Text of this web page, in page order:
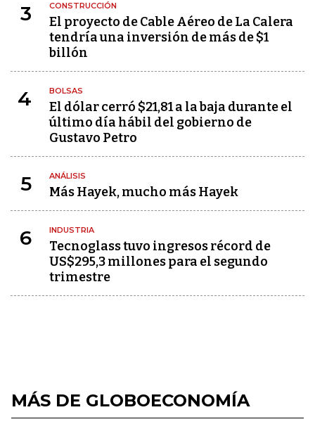
3 CONSTRUCCIÓN
El proyecto de Cable Aéreo de La Calera
tendría una inversión de más de $1
billón
4 BOLSAS
El dólar cerró $21,81 a la baja durante el
último día hábil del gobierno de
Gustavo Petro
5 ANÁLISIS
Más Hayek, mucho más Hayek
6 INDUSTRIA
Tecnoglass tuvo ingresos récord de
US$295,3 millones para el segundo
trimestre
MÁS DE GLOBOECONOMÍA